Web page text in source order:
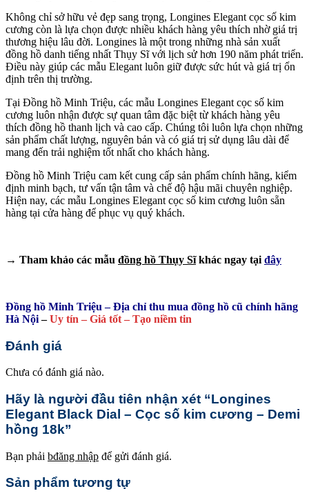
Không chỉ sở hữu vẻ đẹp sang trọng, Longines Elegant cọc số kim
cương còn là lựa chọn được nhiều khách hàng yêu thích nhờ giá trị
thương hiệu lâu đời. Longines là một trong những nhà sản xuất
đồng hồ danh tiếng nhất Thụy Sĩ với lịch sử hơn 190 năm phát triển.
Điều này giúp các mẫu Elegant luôn giữ được sức hút và giá trị ổn
định trên thị trường.
Tại Đồng hồ Minh Triệu, các mẫu Longines Elegant cọc số kim
cương luôn nhận được sự quan tâm đặc biệt từ khách hàng yêu
thích đồng hồ thanh lịch và cao cấp. Chúng tôi luôn lựa chọn những
sản phẩm chất lượng, nguyên bản và có giá trị sử dụng lâu dài để
mang đến trải nghiệm tốt nhất cho khách hàng.
Đồng hồ Minh Triệu cam kết cung cấp sản phẩm chính hãng, kiểm
định minh bạch, tư vấn tận tâm và chế độ hậu mãi chuyên nghiệp.
Hiện nay, các mẫu Longines Elegant cọc số kim cương luôn sẵn
hàng tại cửa hàng để phục vụ quý khách.
→ Tham khảo các mẫu đồng hồ Thụy Sĩkhác ngay tại đây
Đồng hồ Minh Triệu – Địa chỉ thu mua đồng hồ cũ chính hãng
Hà Nội–Uy tín – Giá tốt – Tạo niềm tin
Đánh giá
Chưa có đánh giá nào.
Hãy là người đầu tiên nhận xét “Longines
Elegant Black Dial – Cọc số kim cương – Demi
hồng 18k”
Bạn phải bđăng nhập để gửi đánh giá.
Sản phẩm tương tự